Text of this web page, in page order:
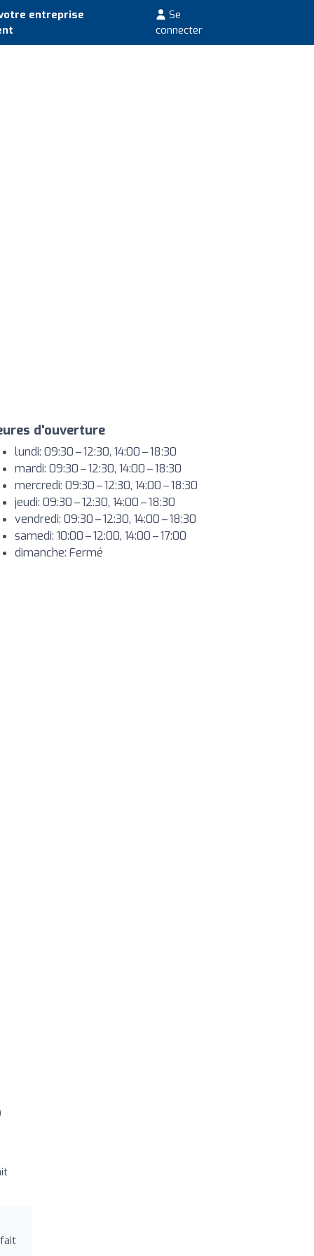
entreprise
Se
connecter
d'ouverture
lundi: 09:30 – 12:30, 14:00 – 18:30
mardi: 09:30 – 12:30, 14:00 – 18:30
mercredi: 09:30 – 12:30, 14:00 – 18:30
jeudi: 09:30 – 12:30, 14:00 – 18:30
vendredi: 09:30 – 12:30, 14:00 – 18:30
samedi: 10:00 – 12:00, 14:00 – 17:00
dimanche: Fermé